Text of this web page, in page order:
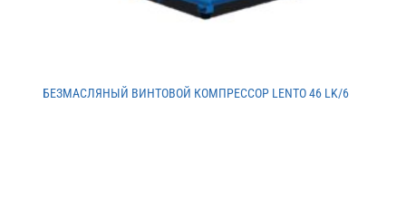
БЕЗМАСЛЯНЫЙ ВИНТОВОЙ КОМПРЕССОР LENTO 46 LK/6